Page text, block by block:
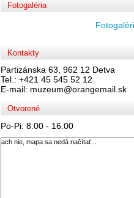
Fotogaléria
Kontakty
Partizánska 63, 962 12 Detva
Tel.: +421 45 545 52 12
E-mail: muzeum@orangemail.sk
Otvorené
Po-Pi: 8.00 - 16.00
ach nie, mapa sa nedá načítať...